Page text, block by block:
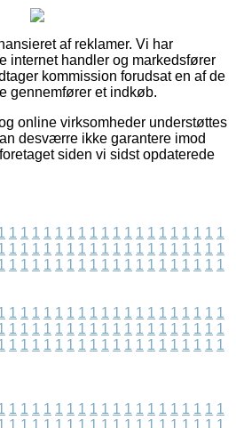
af reklamer. Vi har
internet handler og markedsfører
kommission forudsat en af de
gennemfører et indkøb.
online virksomheder understøttes
desværre ikke garantere imod
siden vi sidst opdaterede
1 1 1 1 1 1 1 1 1 1 1 1 1 1 1 1 1 1 1
1 1 1 1 1 1 1 1 1 1 1 1 1 1 1 1 1 1 1
1 1 1 1 1 1 1 1 1 1 1 1 1 1 1 1 1 1 1
1 1 1 1 1 1 1 1 1 1 1 1 1 1 1 1 1 1 1
1 1 1 1 1 1 1 1 1 1 1 1 1 1 1 1 1 1 1
1 1 1 1 1 1 1 1 1 1 1 1 1 1 1 1 1 1 1
1 1 1 1 1 1 1 1 1 1 1 1 1 1 1 1 1 1 1
1 1 1 1 1 1 1 1 1 1 1 1 1 1 1 1 1 1 1